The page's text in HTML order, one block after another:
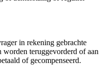
in rekening gebrachte
teruggevorderd of aan
of gecompenseerd.